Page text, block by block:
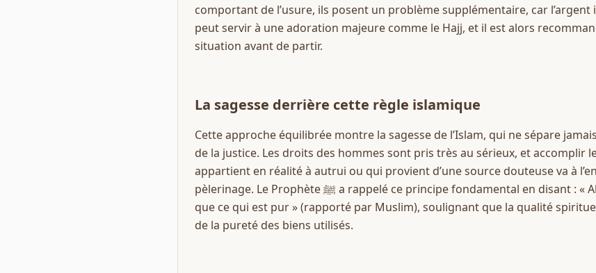
comportant de l’usure, ils posent un problème supplémentaire, car l’argent
peut servir à une adoration majeure comme le Hajj, et il est alors
situation avant de partir.
La sagesse derrière cette règle islamique
Cette approche équilibrée montre la sagesse de l’Islam, qui ne sépare
de la justice. Les droits des hommes sont pris très au sérieux, et accomplir
appartient en réalité à autrui ou qui provient d’une source douteuse va à
pèlerinage. Le Prophète ﷺ a rappelé ce principe fondamental en disant : « Allah est Pur et n’accepte
que ce qui est pur » (rapporté par Muslim), soulignant que la qualité
de la pureté des biens utilisés.